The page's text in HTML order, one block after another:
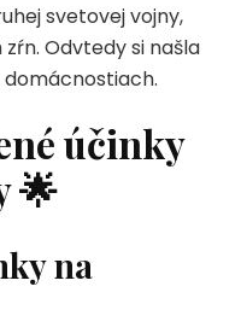
svetovej vojny,
Odvtedy si našla
účinky
🌟
na